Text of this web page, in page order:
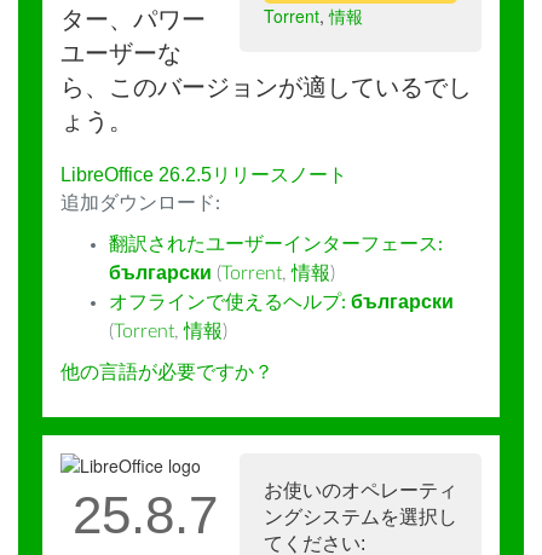
Torrent,情報
ター、パワー
ユーザーな
ら、このバージョンが適しているでし
ょう。
LibreOffice 26.2.5リリースノート
追加ダウンロード:
翻訳されたユーザーインターフェース:
български (Torrent,情報)
オフラインで使えるヘルプ: български
(Torrent,情報)
他の言語が必要ですか？
お使いのオペレーティ
ングシステムを選択し
てください:
25.8.7